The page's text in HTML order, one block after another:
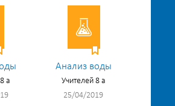
а
Анализ воды
Учителей 8 а
25/04/2019